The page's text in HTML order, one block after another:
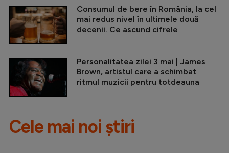
Consumul de bere în România, la cel
mai redus nivel în ultimele două
decenii. Ce ascund cifrele
Personalitatea zilei 3 mai | James
Brown, artistul care a schimbat
ritmul muzicii pentru totdeauna
Cele mai noi știri